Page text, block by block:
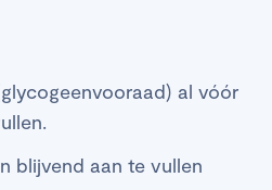
al vóór
blijvend aan te vullen